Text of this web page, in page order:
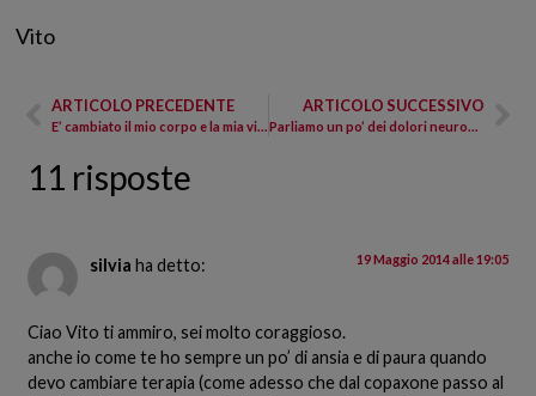
Vito
ARTICOLO PRECEDENTE
E’ cambiato il mio corpo e la mia visione di vita
ARTICOLO SUCCESSIVO
Parliamo un po’ dei dolori neuropatici?
11 risposte
silvia ha detto: 19 Maggio 2014 alle 19:05
Ciao Vito ti ammiro, sei molto coraggioso.
anche io come te ho sempre un po’ di ansia e di paura quando
devo cambiare terapia (come adesso che dal copaxone passo al